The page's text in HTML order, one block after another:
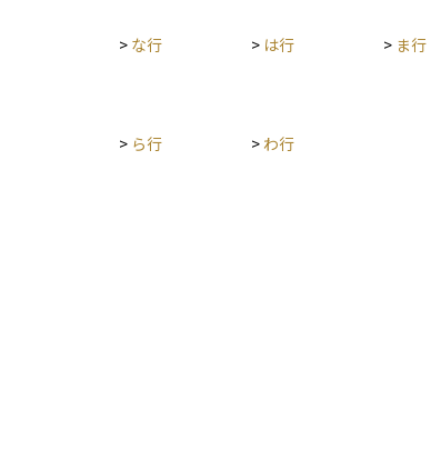
> な行 > は行 > ま行
> ら行 > わ行